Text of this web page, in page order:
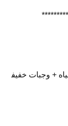
+ وجبات خفيف